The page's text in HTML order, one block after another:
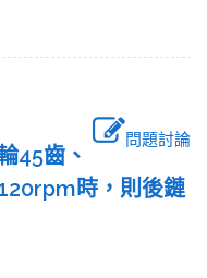
問題討論
45齒、
時，則後鏈